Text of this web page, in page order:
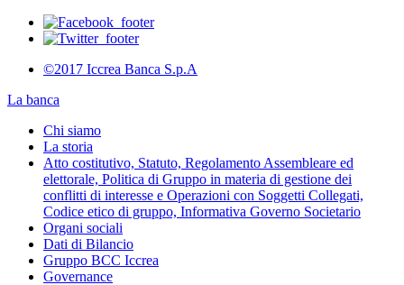
©2017 Iccrea Banca S.p.A
La banca
Chi siamo
La storia
Atto costitutivo, Statuto, Regolamento Assembleare ed
elettorale, Politica di Gruppo in materia di gestione dei
conflitti di interesse e Operazioni con Soggetti Collegati,
Codice etico di gruppo, Informativa Governo Societario
Organi sociali
Dati di Bilancio
Gruppo BCC Iccrea
Governance